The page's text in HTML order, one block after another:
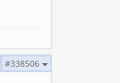
#338506